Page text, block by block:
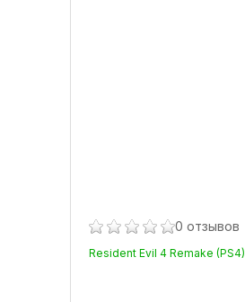
0 отзывов
Resident Evil 4 Remake (PS4)